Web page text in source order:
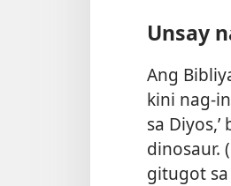
Unsay
Ang
kini nag-
sa
dinosaur. (
gitugot